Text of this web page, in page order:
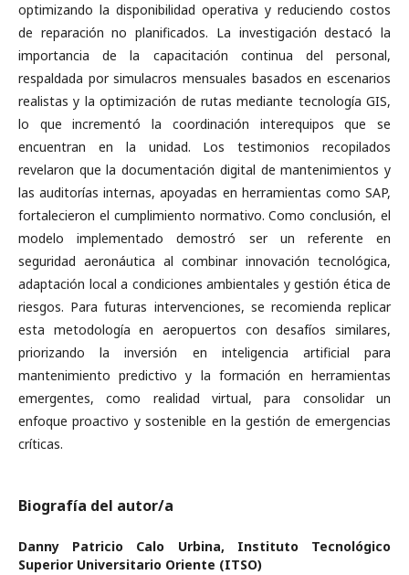
optimizando la disponibilidad operativa y reduciendo costos
de reparación no planificados. La investigación destacó la
importancia de la capacitación continua del personal,
respaldada por simulacros mensuales basados en escenarios
realistas y la optimización de rutas mediante tecnología GIS,
lo que incrementó la coordinación interequipos que se
encuentran en la unidad. Los testimonios recopilados
revelaron que la documentación digital de mantenimientos y
las auditorías internas, apoyadas en herramientas como SAP,
fortalecieron el cumplimiento normativo. Como conclusión, el
modelo implementado demostró ser un referente en
seguridad aeronáutica al combinar innovación tecnológica,
adaptación local a condiciones ambientales y gestión ética de
riesgos. Para futuras intervenciones, se recomienda replicar
esta metodología en aeropuertos con desafíos similares,
priorizando la inversión en inteligencia artificial para
mantenimiento predictivo y la formación en herramientas
emergentes, como realidad virtual, para consolidar un
enfoque proactivo y sostenible en la gestión de emergencias
críticas.
Biografía del autor/a
Danny Patricio Calo Urbina, Instituto Tecnológico
Superior Universitario Oriente (ITSO)